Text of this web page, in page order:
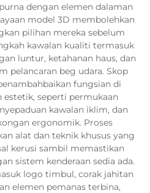
dengan elemen dalaman
model 3D membolehkan
pilihan mereka sebelum
kawalan kualiti termasuk
luntur, ketahanan haus, dan
pelancaran beg udara. Skop
fungsian di
seperti permukaan
kawalan iklim, dan
ergonomik. Proses
alat dan teknik khusus yang
kerusi sambil memastikan
sistem kenderaan sedia ada.
logo timbul, corak jahitan
elemen pemanas terbina,